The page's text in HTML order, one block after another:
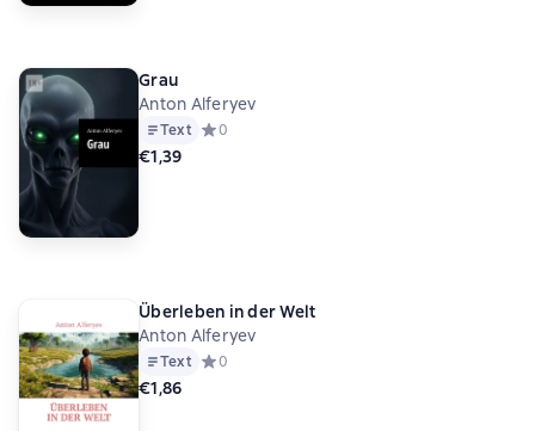
Grau
Anton Alferyev
Text Средний рейтинг 0 на основе 0 оценок
0
€1,39
Überleben in der Welt
Anton Alferyev
Text Средний рейтинг 0 на основе 0 оценок
0
€1,86